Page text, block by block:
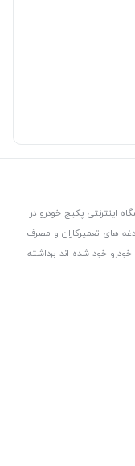
اینترنتی پکیج خودرو در
های تعمیرکاران و مصرف
خود شده اند برداشته